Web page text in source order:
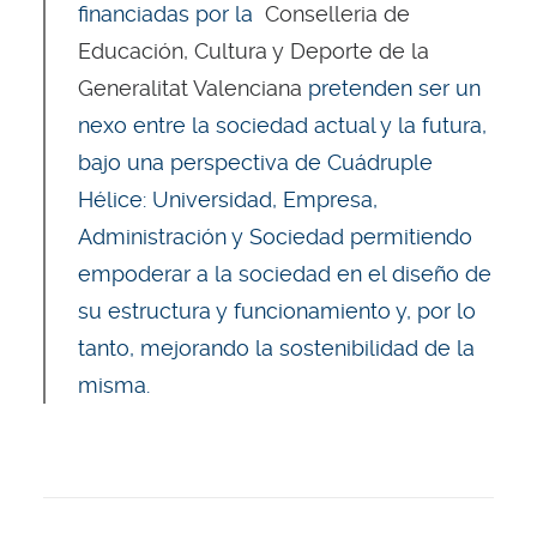
financiadas por la Conselleria de
Educación, Cultura y Deporte de la
Generalitat Valenciana pretenden ser un
nexo entre la sociedad actual y la futura,
bajo una perspectiva de Cuádruple
Hélice: Universidad, Empresa,
Administración y Sociedad permitiendo
empoderar a la sociedad en el diseño de
su estructura y funcionamiento y, por lo
tanto, mejorando la sostenibilidad de la
misma.